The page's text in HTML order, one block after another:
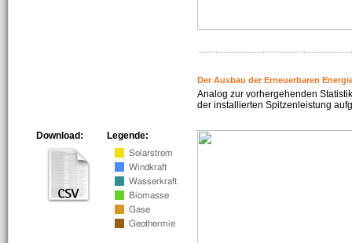
Der Ausbau der Erneuerbaren
Analog zur vorhergehenden
der installierten Spitzenleistung
Legende:
Download: